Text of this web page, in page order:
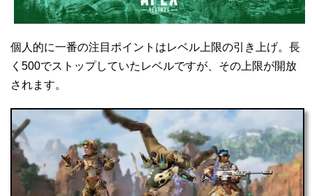
個人的に一番の注目ポイントはレベル上限の引き上げ。長
く500でストップしていたレベルですが、その上限が開放
されます。